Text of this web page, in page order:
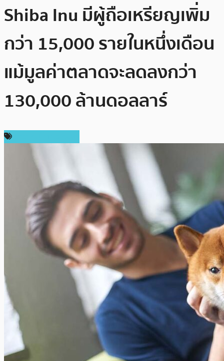
Shiba Inu มีผู้ถือเหรียญเพิ่ม
กว่า 15,000 รายในหนึ่งเดือน
แม้มูลค่าตลาดจะลดลงกว่า
130,000 ล้านดอลลาร์